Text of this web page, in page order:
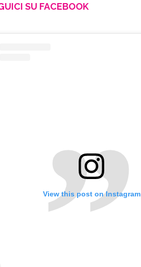
SU FACEBOOK
View this post on Instagram